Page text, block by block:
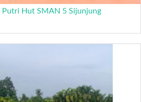
Putri Hut SMAN 5 Sijunjung